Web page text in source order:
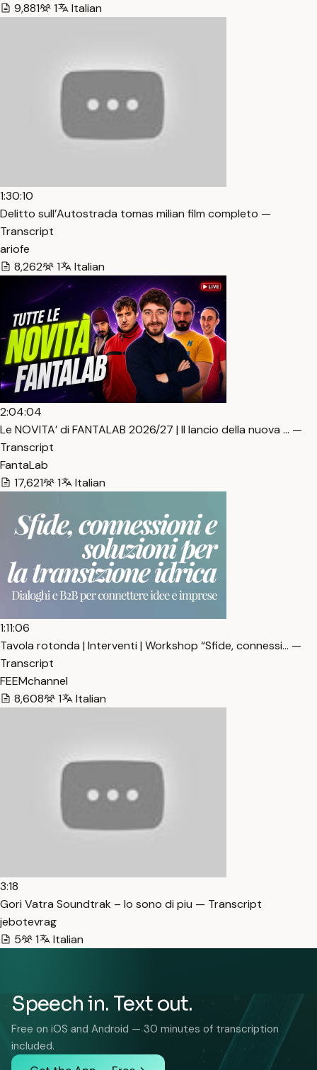
9,881
1 Italian
1:30:10
Delitto sull’Autostrada tomas milian film completo —
Transcript
ariofe
8,262
1 Italian
2:04:04
Le NOVITA’ di FANTALAB 2026/27 | Il lancio della nuova … —
Transcript
FantaLab
17,621
1 Italian
1:11:06
Tavola rotonda | Interventi | Workshop “Sfide, connessi… —
Transcript
FEEMchannel
8,608
1 Italian
3:18
Gori Vatra Soundtrak – Io sono di piu — Transcript
jebotevrag
5
1 Italian
Speech in. Text out.
Free on iOS and Android — 30 minutes of transcription
included.